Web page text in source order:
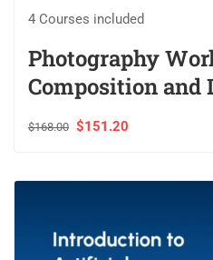
4 Courses included
Photography
Composition and
$168.00 $151.20